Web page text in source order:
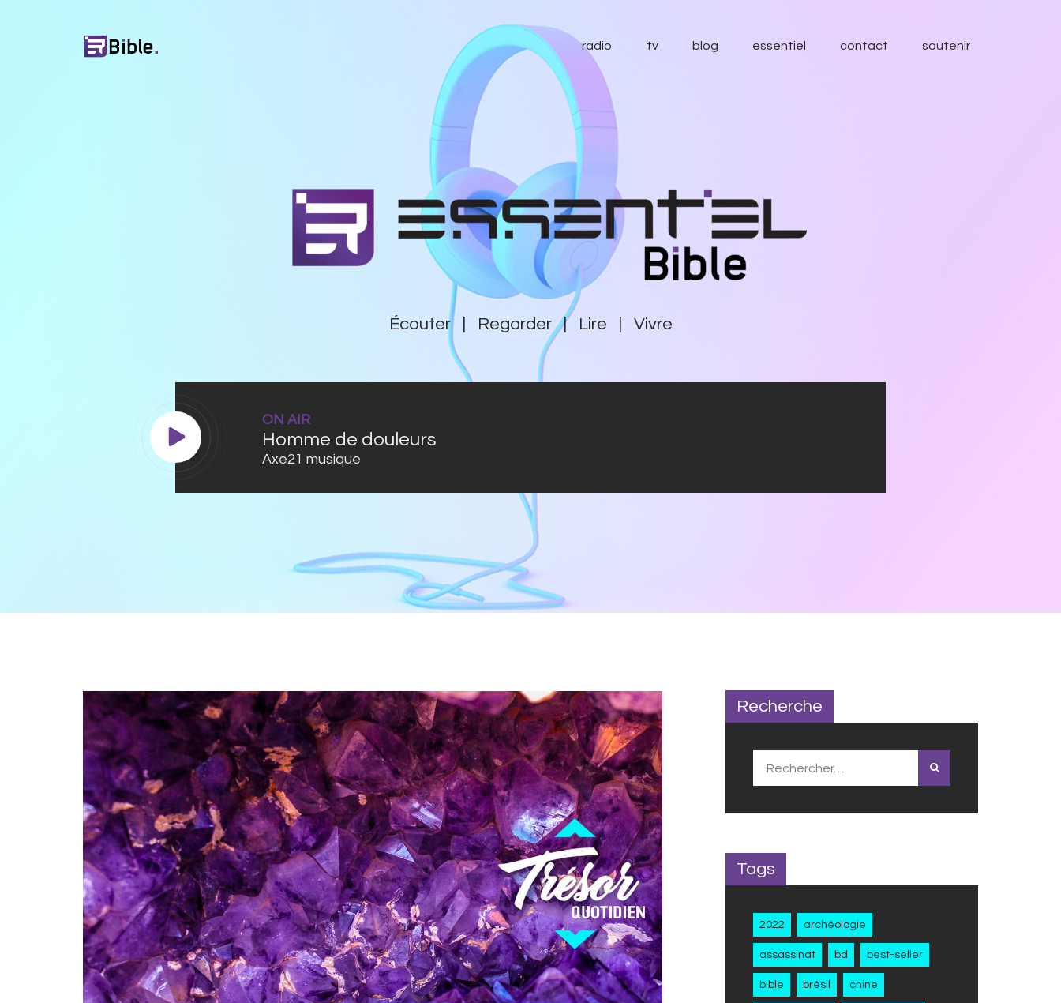
radio tv blog essentiel contact soutenir
Écouter | Regarder | Lire | Vivre
ON AIR
Homme de douleurs
Axe21 musique
essentiel
contact
soutenir
Recherche
Tags
2022 archéologie
assassinat bd best-seller
bible brésil chine